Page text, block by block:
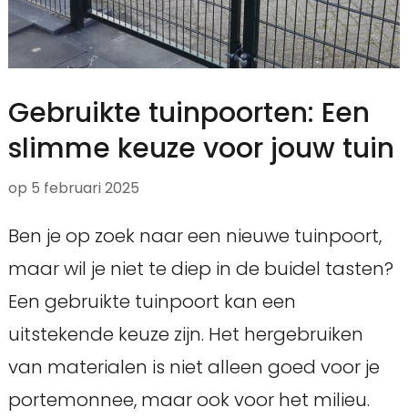
Gebruikte tuinpoorten: Een
slimme keuze voor jouw tuin
op 5 februari 2025
Ben je op zoek naar een nieuwe tuinpoort,
maar wil je niet te diep in de buidel tasten?
Een gebruikte tuinpoort kan een
uitstekende keuze zijn. Het hergebruiken
van materialen is niet alleen goed voor je
portemonnee, maar ook voor het milieu.